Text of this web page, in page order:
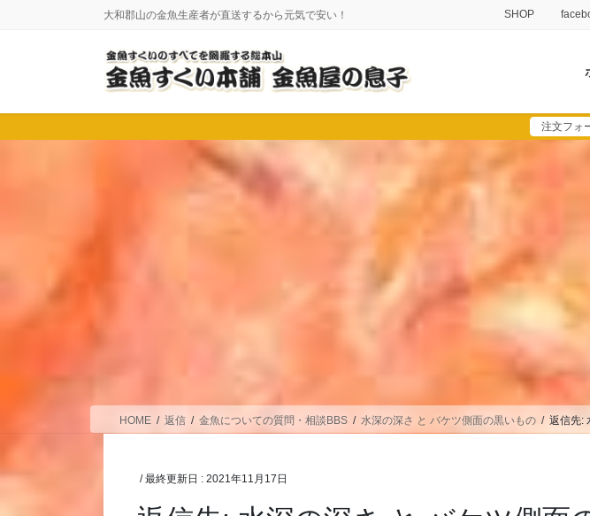
に
移
ョ
ン
大和郡山の金魚生産者が直送するから元気で安い！ SHOP
注文フォ
HOME 返信 金魚についての質問・相談BBS 水深の深さ と バケツ側面の黒いもの 返信先:
/ 最終更新日 :2021年11月17日